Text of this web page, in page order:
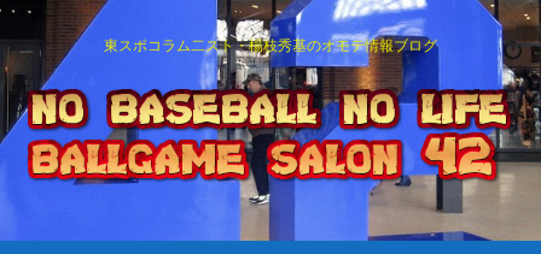
東スポコラム二スト・楊枝秀基のオモテ情報ブログ